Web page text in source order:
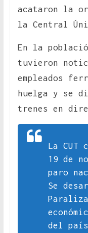
acataron la
la Central
En la
tuvieron
empleados
huelga y se
trenes en
La CUT
19 de
paro
Se
del